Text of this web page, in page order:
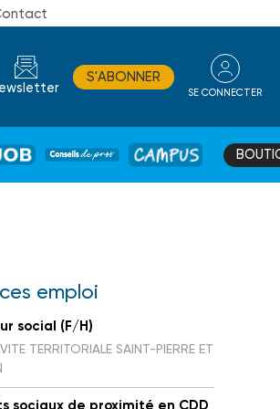
S'ABONNER
SE CONNECTER
DE
CAMPUS
emploi
social (F/H)
TERRITORIALE SAINT-PIERRE ET
sociaux de proximité en CDD